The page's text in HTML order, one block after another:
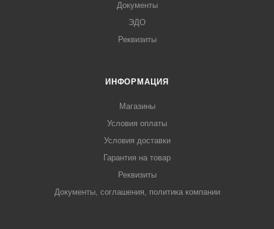
Документы
ЭДО
Реквизиты
ИНФОРМАЦИЯ
Магазины
Условия оплаты
Условия доставки
Гарантия на товар
Реквизиты
Документы, соглашения, политика компании